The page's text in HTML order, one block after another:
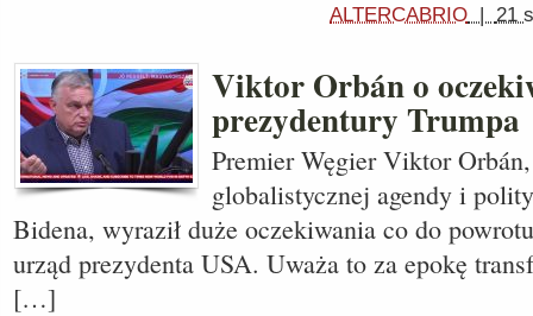
ALTERCABRIO | 21
Viktor Orbán o
prezydentury Trumpa
Premier Węgier Viktor
globalistycznej agendy i
Bidena, wyraził duże oczekiwania co do
urząd prezydenta USA. Uważa to za epokę
[…]